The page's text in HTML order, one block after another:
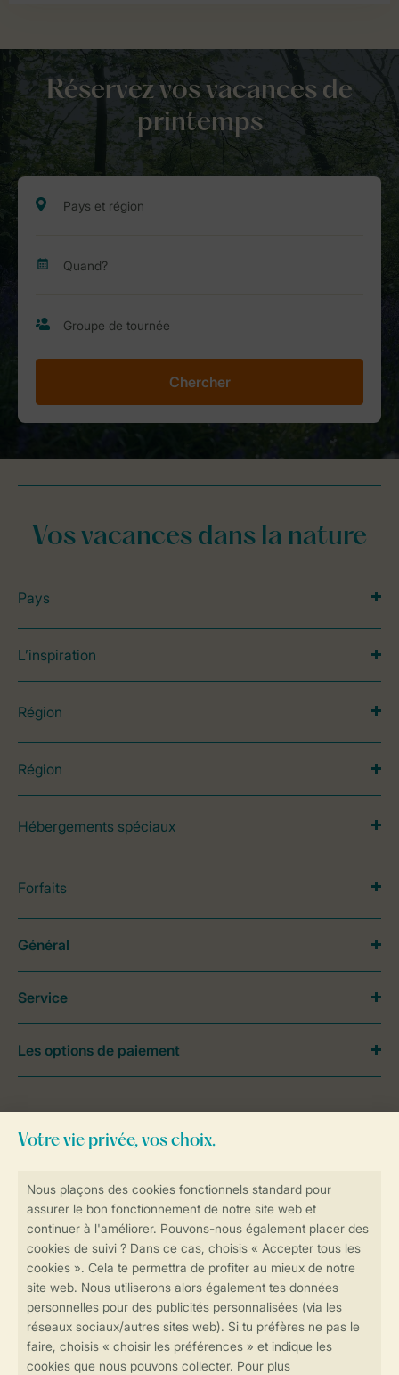
Réservez vos vacances de
printemps
Chercher
Réservations en ligne rapides et sécurisées
Transmission sécurisée des données
Paiement sécurisé
Vos vacances dans la nature
Pays
L’inspiration
Région
Région
Hébergements spéciaux
Forfaits
contactez notreContact Center.
Général
Service
Les options de paiement